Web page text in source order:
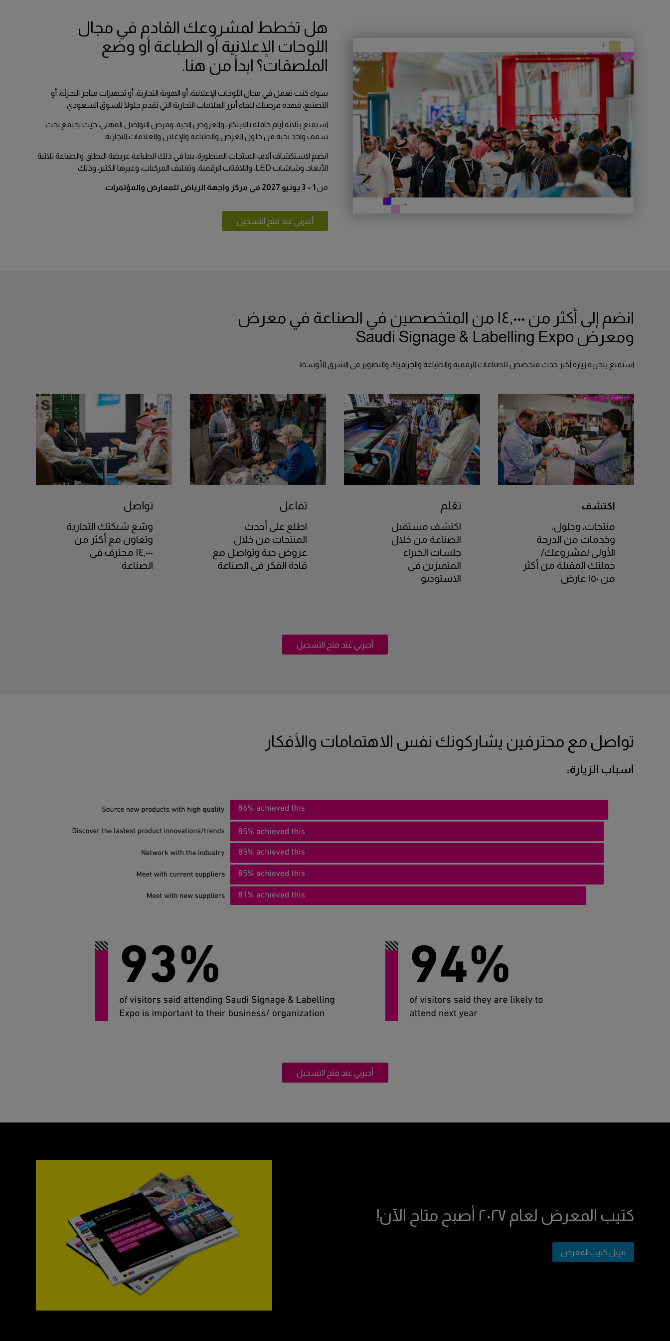
LiveableCitiesX
GeoWorld
Future FM
Big 5 Construct Qatar
Global Water Expo
Smart Cities Saudi Expo
Jeddah Construct
Saudi Wood Expo
Saudi Industrial Expo
هل تخطط لمشروعك القادم في مجال
اللوحات الإعلانية أو الطباعة أو وضع
الملصقات؟ ابدأ من هنا.
سواء كنت تعمل في مجال اللوحات الإعلانية، أو الهوية التجارية، أو تجهيزات متاجر التجزئة، أو
التصنيع، فهذه فرصتك للقاء أبرز العلامات التجارية التي تقدم حلولًا للسوق السعودي.
استمتع بثلاثة أيام حافلة بالابتكار، والعروض الحية، وفرص التواصل المهني، حيث يجتمع تحت
سقف واحد نخبة من حلول العرض والطباعة والإعلان والعلامات التجارية.
انضم لاستكشاف آلاف المنتجات المتطورة، بما في ذلك الطباعة عريضة النطاق والطباعة ثلاثية
الأبعاد، وشاشات LED، واللافتات الرقمية، وتغليف المركبات، وغيرها الكثير، وذلك
من
أخبرني عند فتح التسجيل
انضم إلى أكثر من ١٤,٠٠٠ من المتخصصين في الصناعة في معرض
ومعرض Saudi Signage & Labelling Expo
استمتع بتجربة زيارة أكبر حدث متخصص للصناعات الرقمية والطباعة والجرافيك والتصوير في الشرق الأوسط
اكتشف
منتجات، وحلول،
وخدمات من الدرجة
الأولى لمشروعك/
حملتك المقبلة من أكثر
من ١٥٠ عارض
تعّلم
اكتشف مستقبل
الصناعة من خلال
جلسات الخبراء
المتميزين في
الاستوديو
تفاعل
اطلع على أحدث
المنتجات من خلال
عروض حية وتواصل مع
قادة الفكر في الصناعة
تواصل
وسّع شبكتك التجارية
وتعاون مع أكثر من
١٤,٠٠٠ محترف في
الصناعة
أخبرني عند فتح التسجيل
تواصل مع محترفين يشاركونك نفس الاهتمامات والأفكار
أسباب الزيارة:
أخبرني عند فتح التسجيل
كتيب المعرض لعام ٢٠٢٧ أصبح متاح الآن!
تنزيل كتيب المعرض